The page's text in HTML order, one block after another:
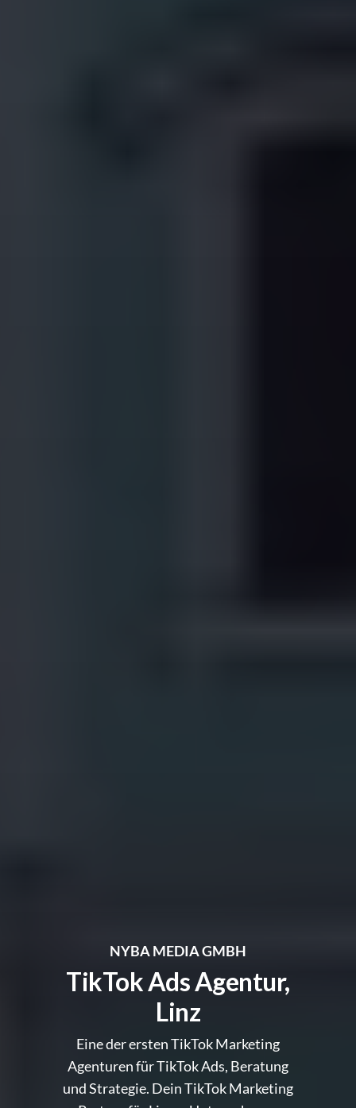
NYBA MEDIA GMBH
TikTok Ads Agentur,
Linz
Eine der ersten TikTok Marketing
Agenturen für TikTok Ads, Beratung
und Strategie. Dein TikTok Marketing